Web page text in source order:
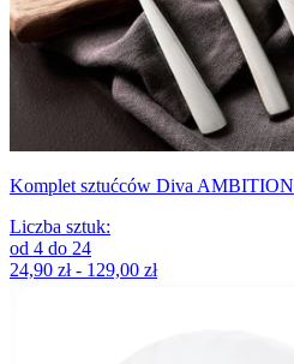
Komplet sztućców Diva AMBITION
Liczba sztuk:
od 4 do 24
24,90 zł - 129,00 zł